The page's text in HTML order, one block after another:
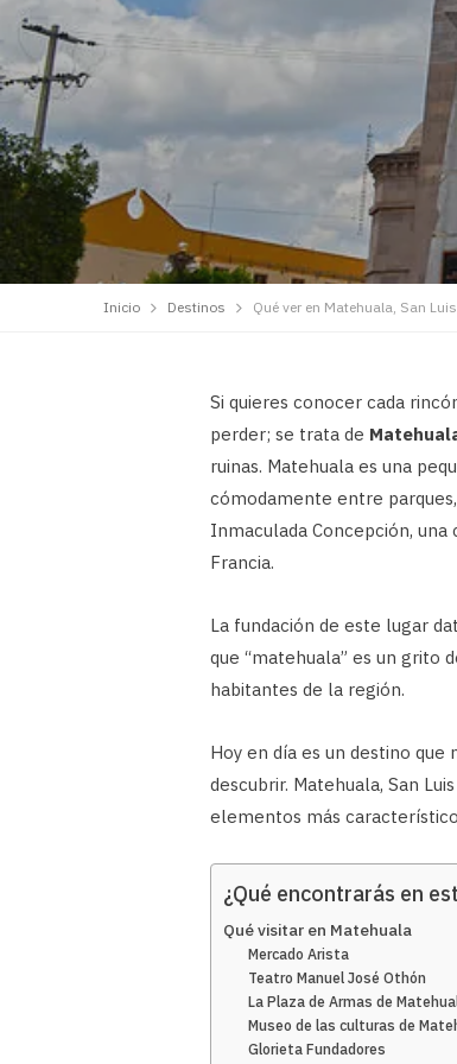
Inicio Destinos Qué ver en Matehuala, San
Si quieres conocer cada
perder; se trata de
ruinas. Matehuala es una
cómodamente entre
Inmaculada Concepción,
Francia.
La fundación de este lugar
que “matehuala” es un grito
habitantes de la región.
Hoy en día es un destino
descubrir. Matehuala, San
elementos más
¿Qué encontrarás en
Qué visitar en Matehuala
Mercado Arista
Teatro Manuel José Othón
La Plaza de Armas de
Museo de las culturas de
Glorieta Fundadores